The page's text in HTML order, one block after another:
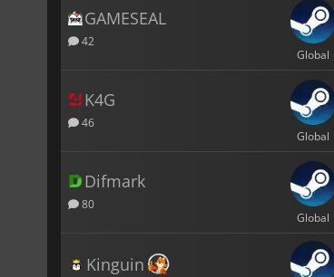
GAMESEAL
42
Global
K4G
46
Global
Difmark
80
Global
Kinguin